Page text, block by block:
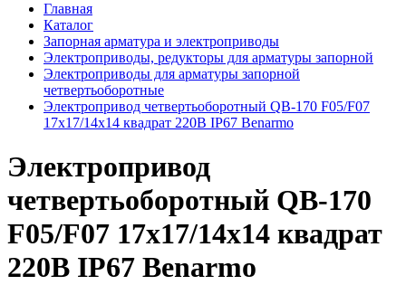
Главная
Каталог
Запорная арматура и электроприводы
Электроприводы, редукторы для арматуры запорной
Электроприводы для арматуры запорной
четвертьоборотные
Электропривод четвертьоборотный QB-170 F05/F07
17х17/14х14 квадрат 220В IP67 Benarmo
Электропривод
четвертьоборотный QB-170
F05/F07 17х17/14х14 квадрат
220В IP67 Benarmo